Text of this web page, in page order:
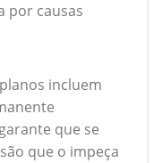
por causas
incluem
que se
que o impeça